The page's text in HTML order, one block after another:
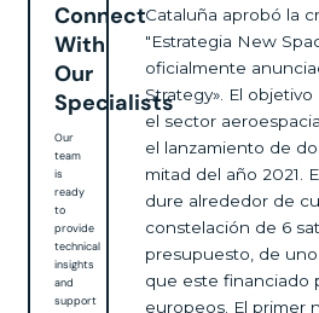
Connect
With
Our
Specialists
Our
team
is
ready
to
provide
technical
insights
and
support
Cataluña aprobó la
"Estrategia New
oficialmente
Strategy». El
el sector
el lanzamiento de
mitad del año 2021.
dure alrededor de
constelación de 6
presupuesto, de
que este financiado
europeos. El primer